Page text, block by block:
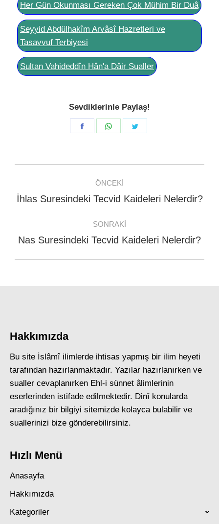
Her Gün Okunması Gereken Çok Mühim Bir Duâ
Seyyid Abdülhakîm Arvâsî Hazretleri ve
Tasavvuf Terbiyesi
Sultan Vahideddîn Hân'a Dâir Sualler
Sevdiklerinle Paylaş!
Share
Share
navigation
ÖNCEKI
Previous
İhlas Suresindeki Tecvid Kaideleri Nelerdir?
SONRAKI
Next
Nas Suresindeki Tecvid Kaideleri Nelerdir?
Hakkımızda
Bu site İslâmî ilimlerde ihtisas yapmış bir ilim heyeti
tarafından hazırlanmaktadır. Yazılar hazırlanırken ve
sualler cevaplanırken Ehl-i sünnet âlimlerinin
eserlerinden istifade edilmektedir. Dinî konularda
aradığınız bir bilgiyi sitemizde kolayca bulabilir ve
suallerinizi bize gönderebilirsiniz.
Hızlı Menü
Anasayfa
Hakkımızda
Kategoriler